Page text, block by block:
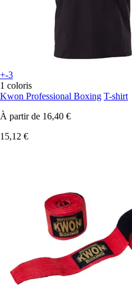
+-3
1 coloris
Kwon Professional Boxing T-shirt
À partir de 16,40 €
15,12 €